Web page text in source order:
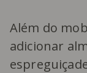
Além do
adicionar